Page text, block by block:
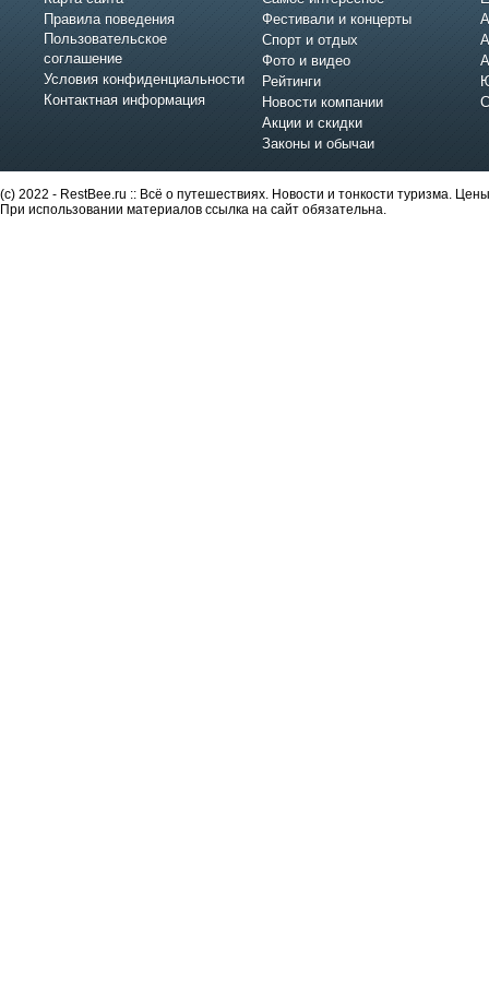
Правила поведения
Пользовательское
соглашение
Условия конфиденциальности
Контактная информация
Фестивали и концерты
Спорт и отдых
Фото и видео
Рейтинги
Новости компании
Акции и скидки
Законы и обычаи
(c) 2022 - RestBee.ru :: Всё о путешествиях. Новости и тонкости туризма.
При использовании материалов ссылка на сайт обязательна.